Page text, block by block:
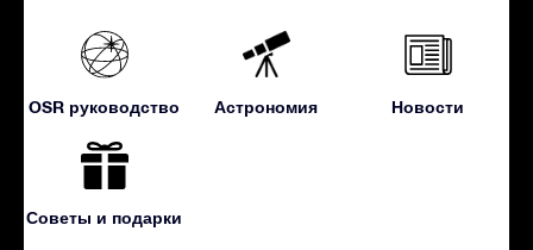
OSR руководство Астрономия Новости
Советы и подарки